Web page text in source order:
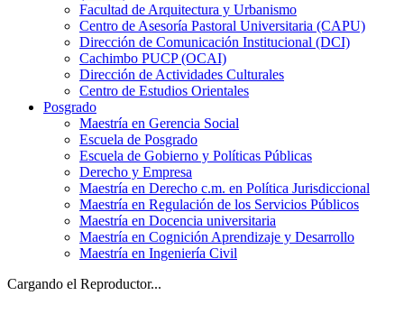
Facultad de Arquitectura y Urbanismo
Centro de Asesoría Pastoral Universitaria (CAPU)
Dirección de Comunicación Institucional (DCI)
Cachimbo PUCP (OCAI)
Dirección de Actividades Culturales
Centro de Estudios Orientales
Posgrado
Maestría en Gerencia Social
Escuela de Posgrado
Escuela de Gobierno y Políticas Públicas
Derecho y Empresa
Maestría en Derecho c.m. en Política Jurisdiccional
Maestría en Regulación de los Servicios Públicos
Maestría en Docencia universitaria
Maestría en Cognición Aprendizaje y Desarrollo
Maestría en Ingeniería Civil
Cargando el Reproductor...